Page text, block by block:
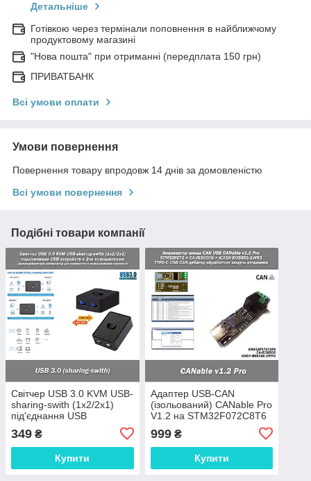
Детальніше
Готівкою через термінали поповнення в найближчому
продуктовому магазині
"Нова пошта" при отриманні (передплата 150 грн)
ПРИВАТБАНК
Всі умови оплати
Умови повернення
Повернення товару впродовж 14 днів за домовленістю
Всі умови повернення
Подібні товари компанії
Світчер USB 3.0 KVM USB-
sharing-swith (1x2/2x1)
під'єднання USB
комп'ютерів Switcher
двоспрямований
комутатор для
349 ₴
Купити
Адаптер USB-CAN
(ізольований) CANable Pro
V1.2 на STM32F072C8T6
(STMicroelectronics) CA-
IS3050G (Chipanalog)
ICASH BO505S-1WR3 гал
999₴
Купити